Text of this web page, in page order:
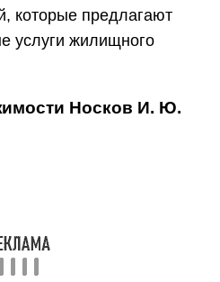
которые предлагают
услуги жилищного
Носков И. Ю.